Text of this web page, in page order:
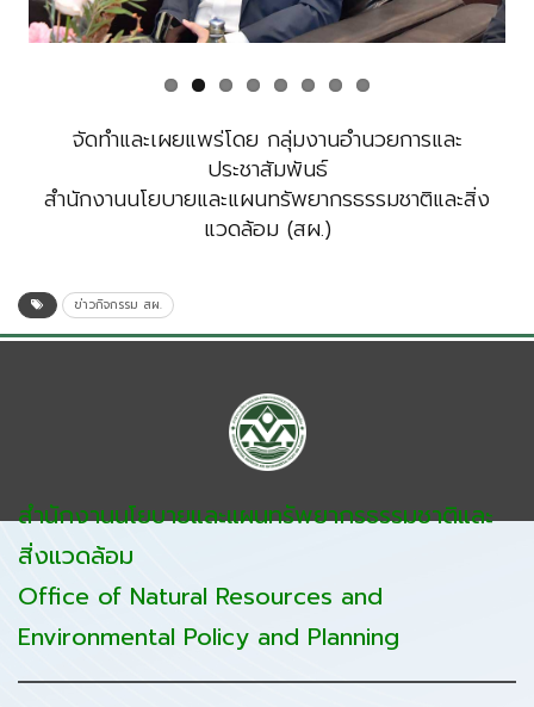
จัดทำและเผยแพร่โดย กลุ่มงานอำนวยการและ
ประชาสัมพันธ์
สำนักงานนโยบายและแผนทรัพยากรธรรมชาติและสิ่ง
แวดล้อม (สผ.)
ข่าวกิจกรรม สผ.
สำนักงานนโยบายและแผนทรัพยากรธรรมชาติและ
สิ่งแวดล้อม
Office of Natural Resources and
Environmental Policy and Planning